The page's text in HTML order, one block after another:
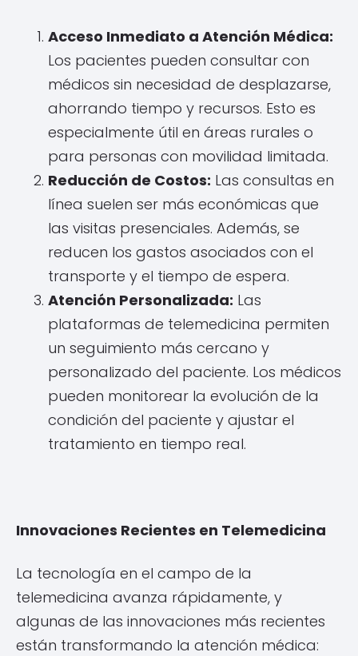
Acceso Inmediato a Atención Médica:
Los pacientes pueden consultar con
médicos sin necesidad de desplazarse,
ahorrando tiempo y recursos. Esto es
especialmente útil en áreas rurales o
para personas con movilidad limitada.
Reducción de Costos: Las consultas en
línea suelen ser más económicas que
las visitas presenciales. Además, se
reducen los gastos asociados con el
transporte y el tiempo de espera.
Atención Personalizada: Las
plataformas de telemedicina permiten
un seguimiento más cercano y
personalizado del paciente. Los médicos
pueden monitorear la evolución de la
condición del paciente y ajustar el
tratamiento en tiempo real.
Innovaciones Recientes en Telemedicina
La tecnología en el campo de la
telemedicina avanza rápidamente, y
algunas de las innovaciones más recientes
están transformando la atención médica: